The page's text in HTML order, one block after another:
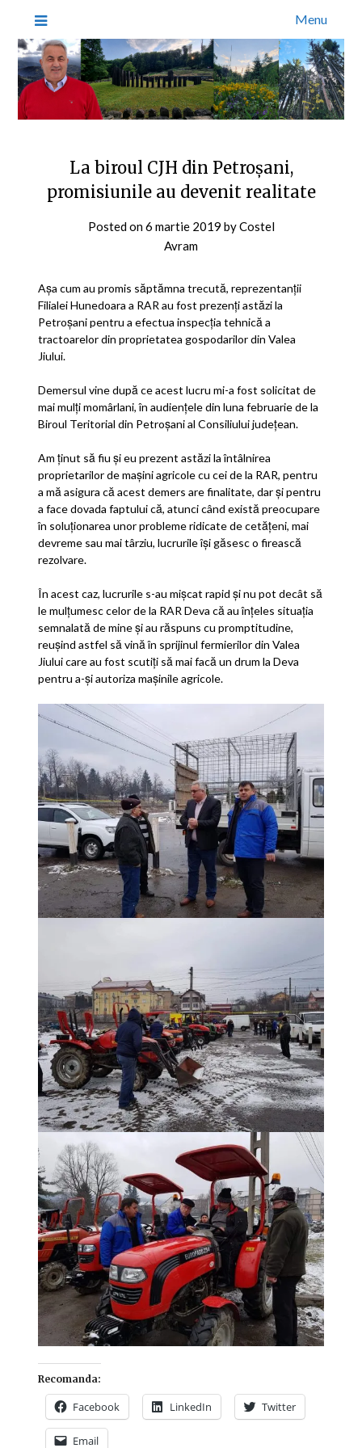
Menu
La biroul CJH din Petroşani,
promisiunile au devenit realitate
Posted on6 martie 2019 byCostel
Avram
Așa cum au promis săptămna trecută, reprezentanții
Filialei Hunedoara a RAR au fost prezenți astăzi la
Petroșani pentru a efectua inspecția tehnică a
tractoarelor din proprietatea gospodarilor din Valea
Jiului.
Demersul vine după ce acest lucru mi-a fost solicitat de
mai mulți momârlani, în audiențele din luna februarie de la
Biroul Teritorial din Petroșani al Consiliului județean.
Am ținut să fiu și eu prezent astăzi la întâlnirea
proprietarilor de mașini agricole cu cei de la RAR, pentru
a mă asigura că acest demers are finalitate, dar și pentru
a face dovada faptului că, atunci când există preocupare
în soluționarea unor probleme ridicate de cetățeni, mai
devreme sau mai târziu, lucrurile își găsesc o firească
rezolvare.
În acest caz, lucrurile s-au mișcat rapid și nu pot decât să
le mulțumesc celor de la RAR Deva că au înțeles situația
semnalată de mine și au răspuns cu promptitudine,
reușind astfel să vină în sprijinul fermierilor din Valea
Jiului care au fost scutiți să mai facă un drum la Deva
pentru a-și autoriza mașinile agricole.
Recomanda:
Facebook LinkedIn Twitter
Email